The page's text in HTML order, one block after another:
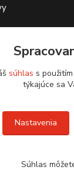
súhlas s
týkajúce sa
Nastavenia
Súhlas